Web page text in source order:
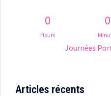
0
Hours
0
Journées
Articles récents